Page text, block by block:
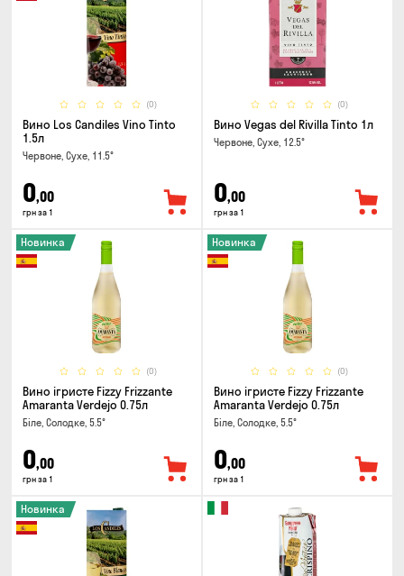
(0)
Вино Los Candiles Vino Tinto
1.5л
Червоне, Сухе, 11.5°
0,00
грн за 1
(0)
Вино Vegas del Rivilla Tinto 1л
Червоне, Сухе, 12.5°
0,00
грн за 1
(0)
Новинка
Вино ігристе Fizzy Frizzante
Amaranta Verdejo 0.75л
Біле, Солодке, 5.5°
0,00
грн за 1
(0)
Новинка
Вино ігристе Fizzy Frizzante
Amaranta Verdejo 0.75л
Біле, Солодке, 5.5°
0,00
грн за 1
Новинка